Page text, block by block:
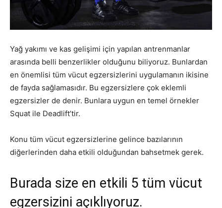
Yağ yakımı ve kas gelişimi için yapılan antrenmanlar
arasında belli benzerlikler olduğunu biliyoruz. Bunlardan
en önemlisi tüm vücut egzersizlerini uygulamanın ikisine
de fayda sağlamasıdır. Bu egzersizlere çok eklemli
egzersizler de denir. Bunlara uygun en temel örnekler
Squat ile Deadlift’tir.
Konu tüm vücut egzersizlerine gelince bazılarının
diğerlerinden daha etkili olduğundan bahsetmek gerek.
Burada size en etkili 5 tüm vücut
egzersizini açıklıyoruz.